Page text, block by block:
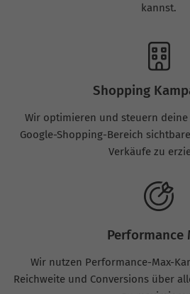
kannst.
Shopping
Wir optimieren und steuern
Google-Shopping-Bereich
Verkäufe zu
Performance
Wir nutzen Performance-Max-
Reichweite und Conversions über